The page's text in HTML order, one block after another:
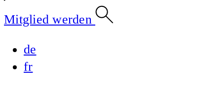
Mitglied werden
de
fr